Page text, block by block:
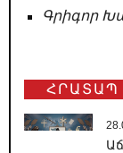
Գրիգոր
ՀՐԱՏԱՊ